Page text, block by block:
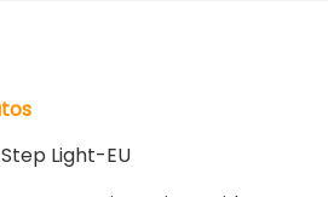
Light-EU